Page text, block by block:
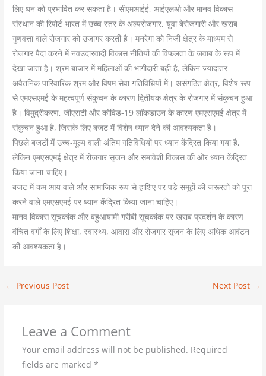
लिए धन को प्रभावित कर सकता है। सीएमआईई, आईएलओ और मानव विकास
संस्थान की रिपोर्ट भारत में उच्च स्तर के अल्परोजगार, युवा बेरोजगारी और खराब
गुणवत्ता वाले रोजगार को उजागर करती है। मनरेगा को निजी क्षेत्र के माध्यम से
रोजगार पैदा करने में नवउदारवादी विकास नीतियों की विफलता के जवाब के रूप में
देखा जाता है। श्रम बाजार में महिलाओं की भागीदारी बढ़ी है, लेकिन ज्यादातर
अवैतनिक पारिवारिक श्रम और विषम सेवा गतिविधियों में। असंगठित क्षेत्र, विशेष रूप
से एमएसएमई के महत्वपूर्ण संकुचन के कारण द्वितीयक क्षेत्र के रोजगार में संकुचन हुआ
है। विमुद्रीकरण, जीएसटी और कोविड-19 लॉकडाउन के कारण एमएसएमई क्षेत्र में
संकुचन हुआ है, जिसके लिए बजट में विशेष ध्यान देने की आवश्यकता है।
पिछले बजटों में उच्च-मूल्य वाली अंतिम गतिविधियों पर ध्यान केंद्रित किया गया है,
लेकिन एमएसएमई क्षेत्र में रोजगार सृजन और समावेशी विकास की ओर ध्यान केंद्रित
किया जाना चाहिए।
बजट में कम आय वाले और सामाजिक रूप से हाशिए पर पड़े समूहों की जरूरतों को पूरा
करने वाले एमएसएमई पर ध्यान केंद्रित किया जाना चाहिए।
मानव विकास सूचकांक और बहुआयामी गरीबी सूचकांक पर खराब प्रदर्शन के कारण
वंचित वर्गों के लिए शिक्षा, स्वास्थ्य, आवास और रोजगार सृजन के लिए अधिक आवंटन
की आवश्यकता है।
← Previous Post Next Post →
Leave a Comment
Your email address will not be published. Required
fields are marked *